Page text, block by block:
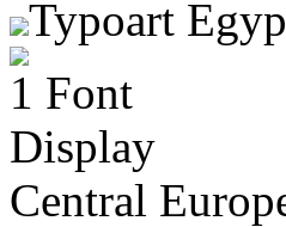
Typoart
1 Font
Display
Central